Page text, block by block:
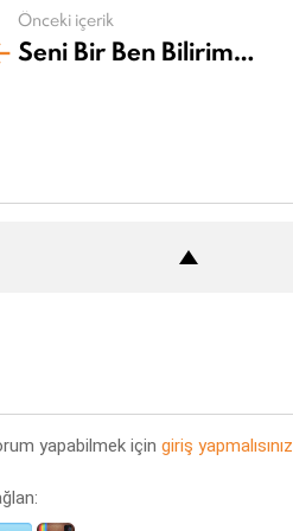
Önceki içerik
Seni Bir Ben Bilirim…
yapabilmek için giriş yapmalısınız